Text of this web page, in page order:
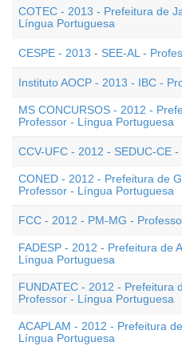
COTEC - 2013 - Prefeitura de
Língua Portuguesa
CESPE - 2013 - SEE-AL -
Instituto AOCP - 2013 - IBC -
MS CONCURSOS - 2012 -
Professor - Língua Portuguesa
CCV-UFC - 2012 - SEDUC-CE
CONED - 2012 - Prefeitura de
Professor - Língua Portuguesa
FCC - 2012 - PM-MG -
FADESP - 2012 - Prefeitura de
Língua Portuguesa
FUNDATEC - 2012 - Prefeitura
Professor - Língua Portuguesa
ACAPLAM - 2012 - Prefeitura
Língua Portuguesa